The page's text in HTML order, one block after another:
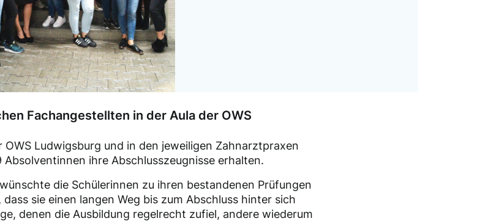
Fachangestellten in der Aula der OWS
Ludwigsburg und in den jeweiligen Zahnarztpraxen
Absolventinnen ihre Abschlusszeugnisse erhalten.
die Schülerinnen zu ihren bestandenen Prüfungen
sie einen langen Weg bis zum Abschluss hinter sich
denen die Ausbildung regelrecht zufiel, andere wiederum